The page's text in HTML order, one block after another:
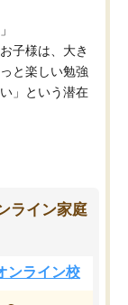
子様は、大き
と楽しい勉強
」という潜在
ライン家庭
ンライン校